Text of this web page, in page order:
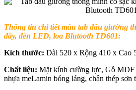
Thông tin chi tiết mẫu tab đầu giường
dây, đèn LED, loa Blutooth TD601:
Kích thước: Dài 520 x Rộng 410 x Cao
Chất liệu: Mặt kính cường lực, Gỗ MDF
nhựa meLamin bóng láng, chân thép sơn